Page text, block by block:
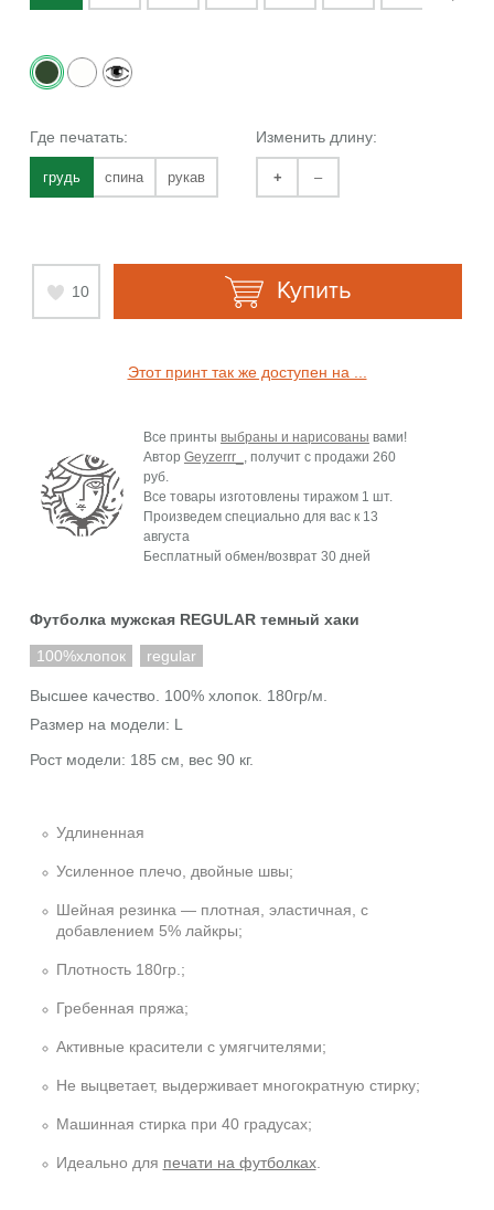
Где печатать:
грудь спина рукав
Изменить длину:
+ –
10 Купить
Этот принт так же доступен на ...
Все принты выбраны и нарисованы вами!
Автор Geyzerrr_ , получит с продажи 260
руб.
Все товары изготовлены тиражом 1 шт.
Произведем специально для вас к 13
августа
Бесплатный обмен/возврат 30 дней
Футболка мужская REGULAR темный хаки
100%хлопок regular
Высшее качество. 100% хлопок. 180гр/м.
Размер на модели: L
Рост модели: 185 см, вес 90 кг.
Удлиненная
Усиленное плечо, двойные швы;
Шейная резинка — плотная, эластичная, с
добавлением 5% лайкры;
Плотность 180гр.;
Гребенная пряжа;
Активные красители с умягчителями;
Не выцветает, выдерживает многократную стирку;
Машинная стирка при 40 градусах;
Идеально для печати на футболках.